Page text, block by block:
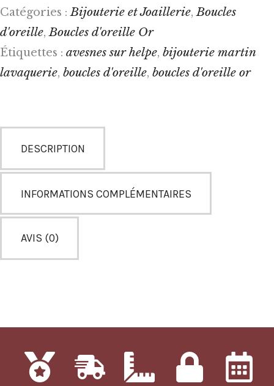
Catégories :Bijouterie et Joaillerie,Boucles
d'oreille,Boucles d'oreille Or
Étiquettes : avesnes sur helpe, bijouterie martin
lavaquerie, boucles d'oreille, boucles d'oreille or
DESCRIPTION
INFORMATIONS COMPLÉMENTAIRES
AVIS (0)